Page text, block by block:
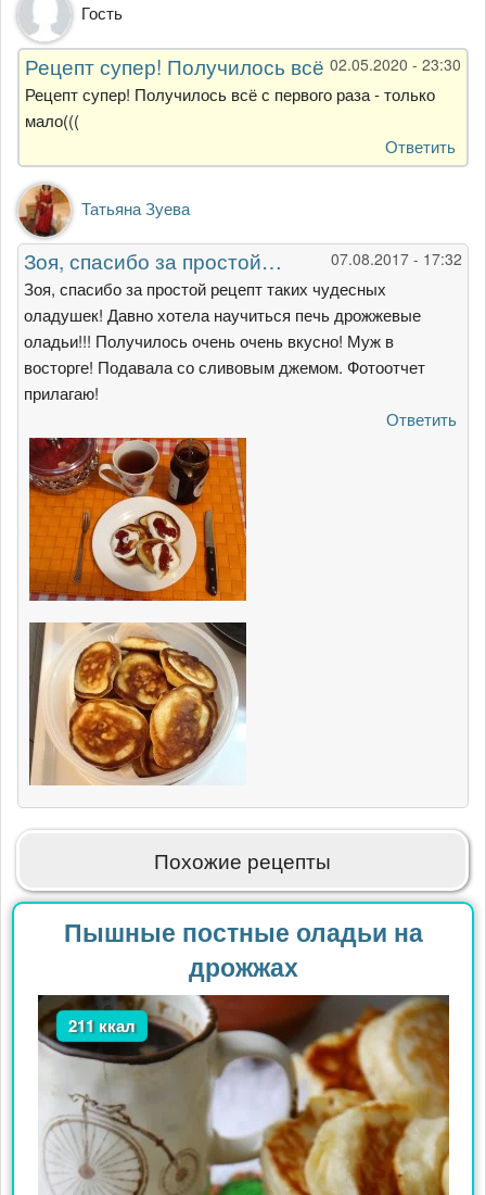
Гость
02.05.2020 - 23:30
Рецепт супер! Получилось всё
Рецепт супер! Получилось всё с первого раза - только
мало(((
Ответить
Татьяна Зуева
07.08.2017 - 17:32
Зоя, спасибо за простой…
Зоя, спасибо за простой рецепт таких чудесных
оладушек! Давно хотела научиться печь дрожжевые
оладьи!!! Получилось очень очень вкусно! Муж в
восторге! Подавала со сливовым джемом. Фотоотчет
прилагаю!
Ответить
Похожие рецепты
Пышные постные оладьи на
дрожжах
211 ккал